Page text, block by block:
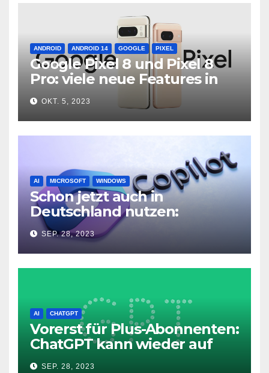
ANDROID ANDROID 14 GOOGLE PIXEL
Google Pixel 8 und Pixel 8
Pro: viele neue Features in
neuer Hardware
OKT. 5, 2023
AI MICROSOFT WINDOWS
Schon jetzt auch in
Deutschland nutzen:
Microsoft Copilot in Windows
11 SEP. 28, 2023
AI CHATGPT
Vorerst für Plus-Abonnenten:
ChatGPT kann wieder auf
das Internet zugreifen
SEP. 28, 2023